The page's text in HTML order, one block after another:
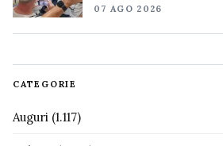
07 AGO 2026
CATEGORIE
Auguri (1.117)